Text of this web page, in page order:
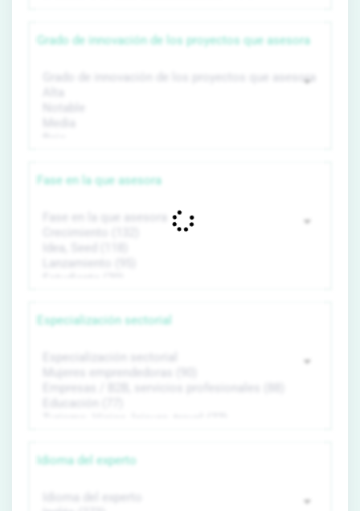
Grado de innovación de los proyectos que asesora
Fase en la que asesora
Especialización sectorial
Idioma del experto